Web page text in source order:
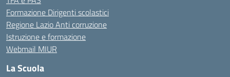
Formazione Dirigenti scolastici
Regione Lazio Anti corruzione
Istruzione e formazione
Webmail MIUR
La Scuola